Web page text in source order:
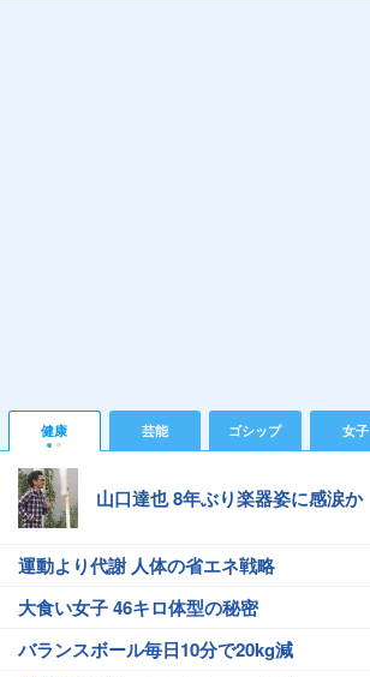
健康 芸能 ゴシップ 女子
山口達也 8年ぶり楽器姿に感涙か
運動より代謝 人体の省エネ戦略
大食い女子 46キロ体型の秘密
バランスボール毎日10分で20kg減